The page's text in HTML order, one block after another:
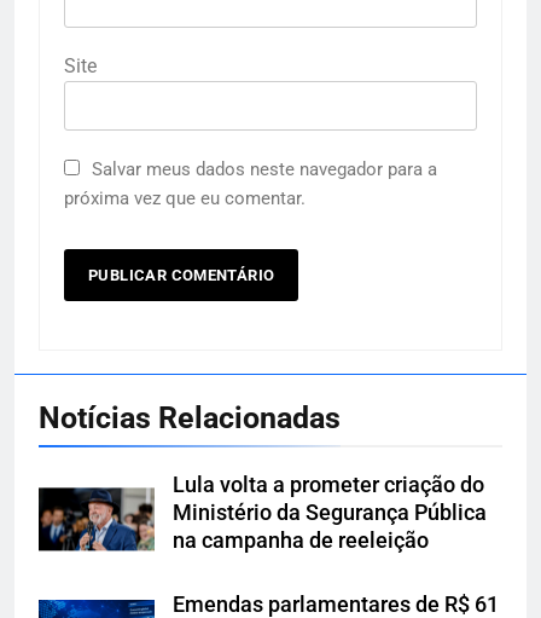
Site
Salvar meus dados neste navegador para a
próxima vez que eu comentar.
Notícias Relacionadas
Lula volta a prometer criação do
Ministério da Segurança Pública
na campanha de reeleição
Emendas parlamentares de R$ 61